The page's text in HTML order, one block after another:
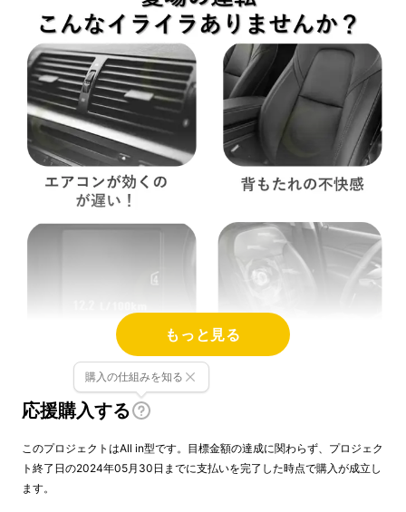
非常に不快な感覚です。
もっと見る
応援購入する
購入の仕組みを知る
このプロジェクトはAll in型です。目標金額の達成に関わらず、プロジェク
ト終了日の2024年05月30日までに支払いを完了した時点で購入が成立し
ます。